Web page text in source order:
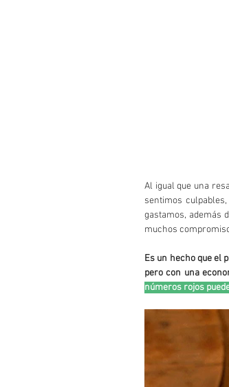
Al igual que una
sentimos
gastamos, además
muchos
Es un hecho que el
pero con una
números rojos